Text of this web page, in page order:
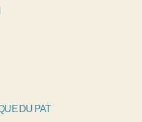
DU PATIENT, ETP